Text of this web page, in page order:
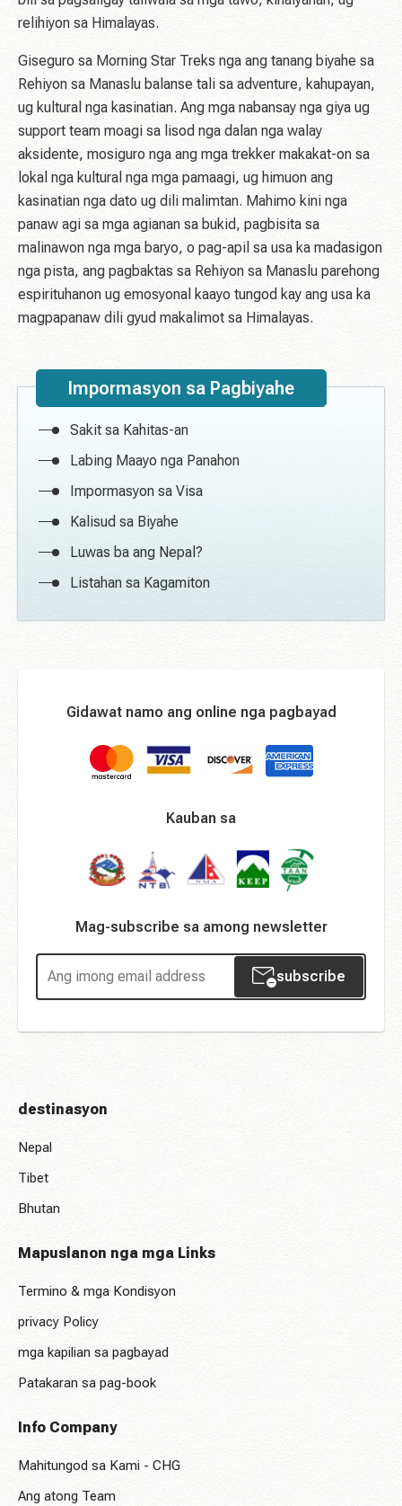
relihiyon sa Himalayas.
Giseguro sa Morning Star Treks nga ang tanang biyahe sa
Rehiyon sa Manaslu balanse tali sa adventure, kahupayan,
ug kultural nga kasinatian. Ang mga nabansay nga giya ug
support team moagi sa lisod nga dalan nga walay
aksidente, mosiguro nga ang mga trekker makakat-on sa
lokal nga kultural nga mga pamaagi, ug himuon ang
kasinatian nga dato ug dili malimtan. Mahimo kini nga
panaw agi sa mga agianan sa bukid, pagbisita sa
malinawon nga mga baryo, o pag-apil sa usa ka madasigon
nga pista, ang pagbaktas sa Rehiyon sa Manaslu parehong
espirituhanon ug emosyonal kaayo tungod kay ang usa ka
magpapanaw dili gyud makalimot sa Himalayas.
Impormasyon sa Pagbiyahe
Sakit sa Kahitas-an
Labing Maayo nga Panahon
Impormasyon sa Visa
Kalisud sa Biyahe
Luwas ba ang Nepal?
Listahan sa Kagamiton
Gidawat namo ang online nga pagbayad
Kauban sa
Mag-subscribe sa among newsletter
subscribe
destinasyon
Nepal
Tibet
Bhutan
Mapuslanon nga mga Links
Termino & mga Kondisyon
privacy Policy
mga kapilian sa pagbayad
Patakaran sa pag-book
Info Company
Mahitungod sa Kami - CHG
Ang atong Team